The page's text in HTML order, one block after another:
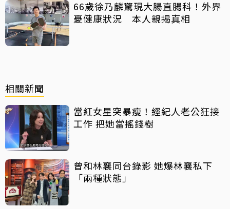
66歲徐乃麟驚現大腸直腸科！外界
憂健康狀況 本人親揭真相
相關新聞
當紅女星突暴瘦！經紀人老公狂接
工作 把她當搖錢樹
曾和林襄同台錄影 她爆林襄私下
「兩種狀態」